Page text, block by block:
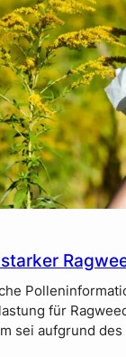
für
sei aufgrund